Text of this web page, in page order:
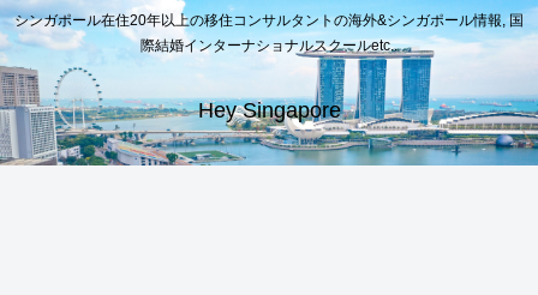
シンガポール在住20年以上の移住コンサルタントの海外&シンガポール情報, 国
際結婚インターナショナルスクールetc..
Hey Singapore